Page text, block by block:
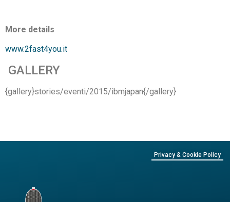
More details
www.2fast4you.it
GALLERY
{gallery}stories/eventi/2015/ibmjapan{/gallery}
Privacy & Cookie Policy